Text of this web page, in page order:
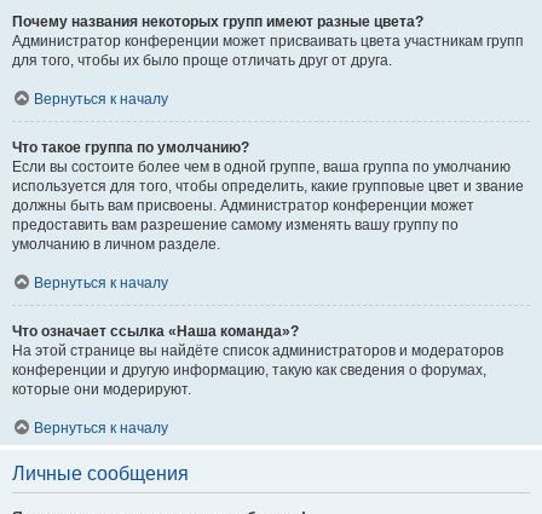
Почему названия некоторых групп имеют разные цвета?
Администратор конференции может присваивать цвета участникам групп
для того, чтобы их было проще отличать друг от друга.
Вернуться к началу
Что такое группа по умолчанию?
Если вы состоите более чем в одной группе, ваша группа по умолчанию
используется для того, чтобы определить, какие групповые цвет и звание
должны быть вам присвоены. Администратор конференции может
предоставить вам разрешение самому изменять вашу группу по
умолчанию в личном разделе.
Вернуться к началу
Что означает ссылка «Наша команда»?
На этой странице вы найдёте список администраторов и модераторов
конференции и другую информацию, такую как сведения о форумах,
которые они модерируют.
Вернуться к началу
Личные сообщения